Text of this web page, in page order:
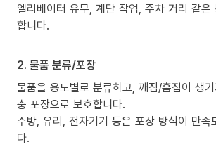
엘리베이터 유무, 계단 작업, 주차 거리 같은
합니다.
2. 물품 분류/포장
물품을 용도별로 분류하고, 깨짐/흠집이 생
충 포장으로 보호합니다.
주방, 유리, 전자기기 등은 포장 방식이 만족
다.